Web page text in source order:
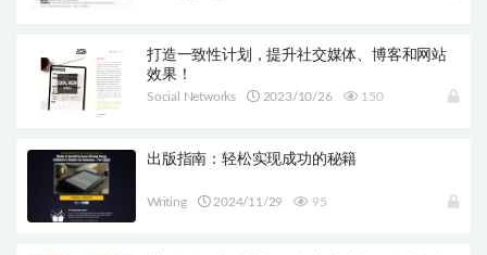
打造一致性计划，提升社交媒体、博客和网站
效果！
Social Networks 2023/10/26 150
出版指南：轻松实现成功的秘籍
Writing 2024/11/29 95